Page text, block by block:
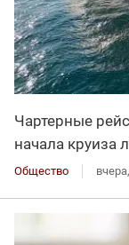
Чартерные
начала круиза
Общество